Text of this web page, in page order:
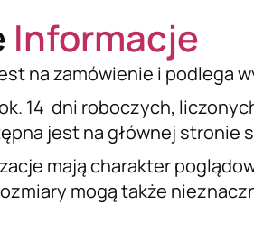
Informacje
na zamówienie i podlega
14 dni roboczych,
jest na głównej stronie
mają charakter
mogą także